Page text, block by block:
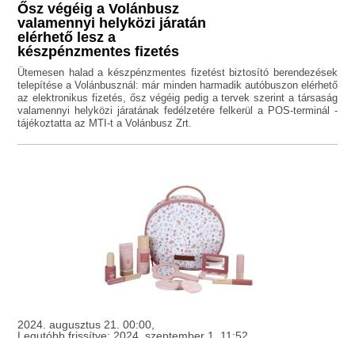
Ősz végéig a Volánbusz
valamennyi helyközi járatán
elérhető lesz a
készpénzmentes fizetés
Ütemesen halad a készpénzmentes fizetést biztosító berendezések
telepítése a Volánbusznál: már minden harmadik autóbuszon elérhető
az elektronikus fizetés, ősz végéig pedig a tervek szerint a társaság
valamennyi helyközi járatának fedélzetére felkerül a POS-terminál -
tájékoztatta az MTI-t a Volánbusz Zrt.
2024. augusztus 21. 00:00,